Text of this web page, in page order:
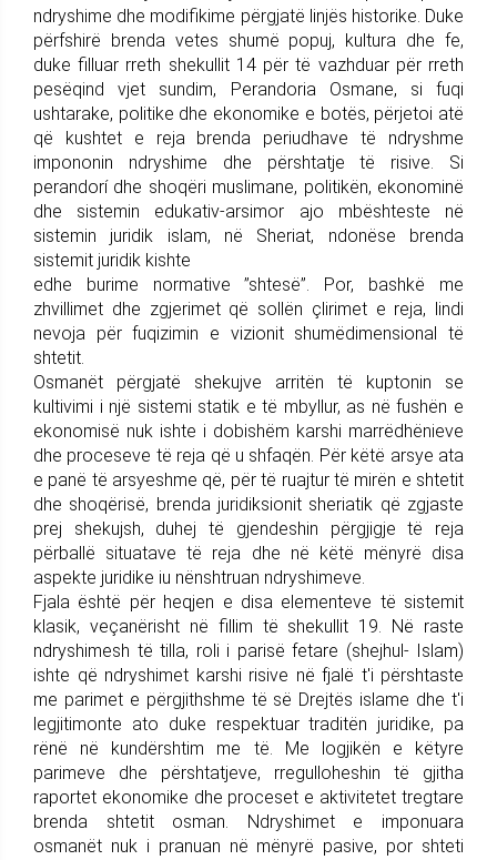
ndryshime dhe modifikime përgjatë linjës historike. Duke
përfshirë brenda vetes shumë popuj, kultura dhe fe,
duke filluar rreth shekullit 14 për të vazhduar për rreth
pesëqind vjet sundim, Perandoria Osmane, si fuqi
ushtarake, politike dhe ekonomike e botës, përjetoi atë
që kushtet e reja brenda periudhave të ndryshme
impononin ndryshime dhe përshtatje të risive. Si
perandorí dhe shoqëri muslimane, politikën, ekonominë
dhe sistemin edukativ-arsimor ajo mbështeste në
sistemin juridik islam, në Sheriat, ndonëse brenda
sistemit juridik kishte
edhe burime normative ”shtesë”. Por, bashkë me
zhvillimet dhe zgjerimet që sollën çlirimet e reja, lindi
nevoja për fuqizimin e vizionit shumëdimensional të
shtetit.
Osmanët përgjatë shekujve arritën të kuptonin se
kultivimi i një sistemi statik e të mbyllur, as në fushën e
ekonomisë nuk ishte i dobishëm karshi marrëdhënieve
dhe proceseve të reja që u shfaqën. Për këtë arsye ata
e panë të arsyeshme që, për të ruajtur të mirën e shtetit
dhe shoqërisë, brenda juridiksionit sheriatik që zgjaste
prej shekujsh, duhej të gjendeshin përgjigje të reja
përballë situatave të reja dhe në këtë mënyrë disa
aspekte juridike iu nënshtruan ndryshimeve.
Fjala është për heqjen e disa elementeve të sistemit
klasik, veçanërisht në fillim të shekullit 19. Në raste
ndryshimesh të tilla, roli i parisë fetare (shejhul- Islam)
ishte që ndryshimet karshi risive në fjalë t'i përshtaste
me parimet e përgjithshme të së Drejtës islame dhe t'i
legjitimonte ato duke respektuar traditën juridike, pa
rënë në kundërshtim me të. Me logjikën e këtyre
parimeve dhe përshtatjeve, rregulloheshin të gjitha
raportet ekonomike dhe proceset e aktivitetet tregtare
brenda shtetit osman. Ndryshimet e imponuara
osmanët nuk i pranuan në mënyrë pasive, por shteti